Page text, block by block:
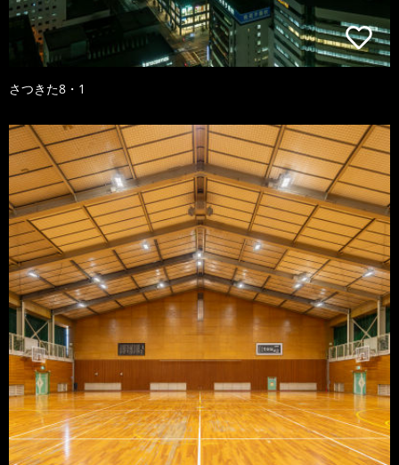
さつきた8・1